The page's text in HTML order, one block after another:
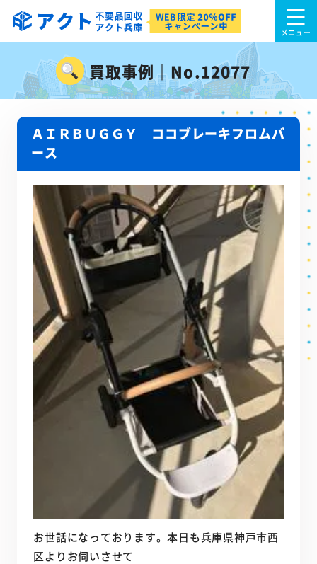
買取事例｜No.12077
ＡＩＲＢＵＧＧＹ ココブレーキフロムバ
ース
お世話になっております。本日も兵庫県神戸市西
区よりお伺いさせて